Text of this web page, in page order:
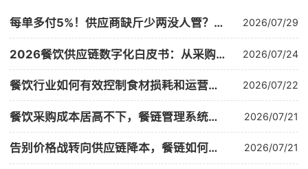
每单多付5%！供应商缺斤少两没人管？餐链用一套系统让验收猫腻当场现形 2026/07/29
2026餐饮供应链数字化白皮书：从采购乱象到全链路智能管理 2026/07/24
餐饮行业如何有效控制食材损耗和运营成本？这3大核心环节必须管住 2026/07/22
餐饮采购成本居高不下，餐链管理系统怎么样？——“以销定采”的降本真相 2026/07/21
告别价格战转向供应链降本，餐链如何助力中小餐饮商家降本10%-20% 2026/07/21